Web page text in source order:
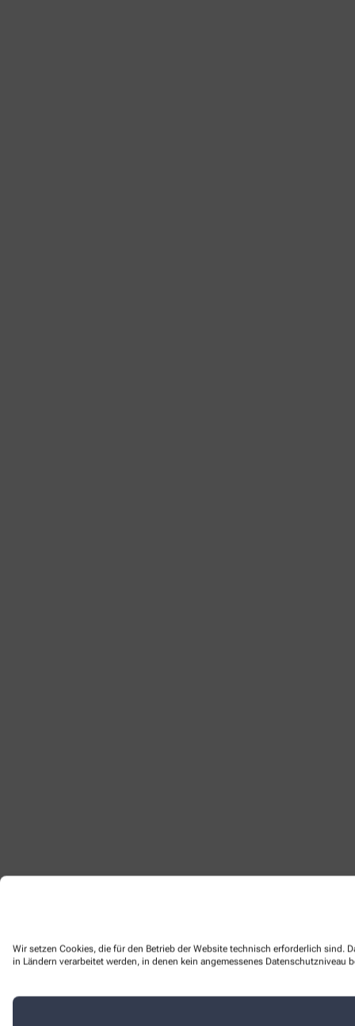
Wir setzen Cookies, die für den Betrieb der Website technisch erforderlich sind.
in Ländern verarbeitet werden, in denen kein angemessenes